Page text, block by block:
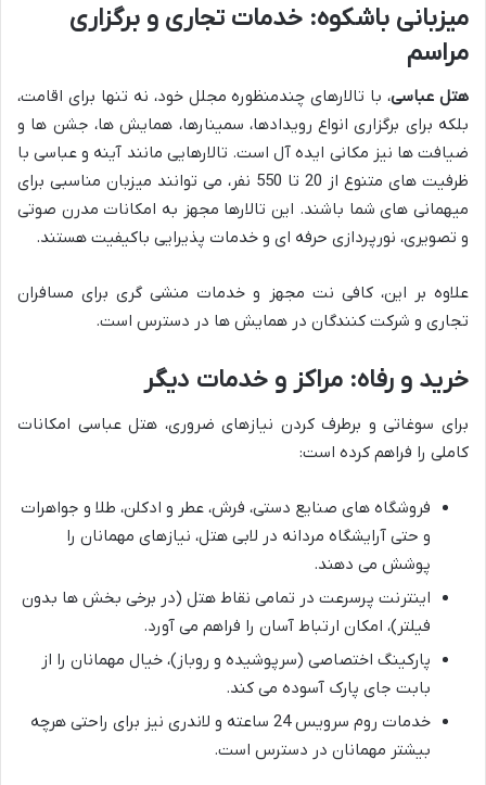
میزبانی باشکوه: خدمات تجاری و برگزاری
مراسم
هتل عباسی، با تالارهای چندمنظوره مجلل خود، نه تنها برای اقامت،
بلکه برای برگزاری انواع رویدادها، سمینارها، همایش ها، جشن ها و
ضیافت ها نیز مکانی ایده آل است. تالارهایی مانند آینه و عباسی با
ظرفیت های متنوع از 20 تا 550 نفر، می توانند میزبان مناسبی برای
میهمانی های شما باشند. این تالارها مجهز به امکانات مدرن صوتی
و تصویری، نورپردازی حرفه ای و خدمات پذیرایی باکیفیت هستند.
علاوه بر این، کافی نت مجهز و خدمات منشی گری برای مسافران
تجاری و شرکت کنندگان در همایش ها در دسترس است.
خرید و رفاه: مراکز و خدمات دیگر
برای سوغاتی و برطرف کردن نیازهای ضروری، هتل عباسی امکانات
کاملی را فراهم کرده است:
فروشگاه های صنایع دستی، فرش، عطر و ادکلن، طلا و جواهرات
و حتی آرایشگاه مردانه در لابی هتل، نیازهای مهمانان را
پوشش می دهند.
اینترنت پرسرعت در تمامی نقاط هتل (در برخی بخش ها بدون
فیلتر)، امکان ارتباط آسان را فراهم می آورد.
پارکینگ اختصاصی (سرپوشیده و روباز)، خیال مهمانان را از
بابت جای پارک آسوده می کند.
خدمات روم سرویس 24 ساعته و لاندری نیز برای راحتی هرچه
بیشتر مهمانان در دسترس است.